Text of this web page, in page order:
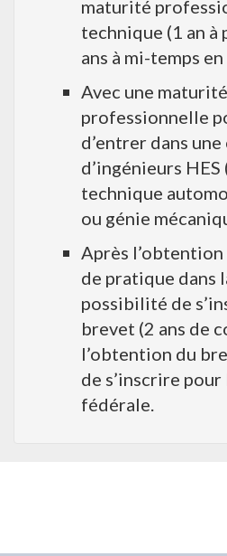
maturité
technique (1 an à
ans à mi-temps
Avec une maturité
professionnelle
d’entrer dans
d’ingénieurs
technique
ou génie
Après l’obtention
de pratique dans
possibilité de
brevet (2 ans de
l’obtention du
de s’inscrire
fédérale.